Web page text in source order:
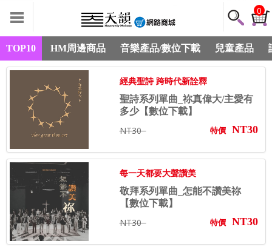
0
TOP10 HM周邊商品 音樂產品/數位下載 兒童產品
經典聖詩 跨時代新詮釋
聖詩系列單曲_祢真偉大/主愛有
多少【數位下載】
NT30 特價 NT30
每一天都要大聲讚美
敬拜系列單曲_怎能不讚美祢
【數位下載】
NT30 特價 NT30